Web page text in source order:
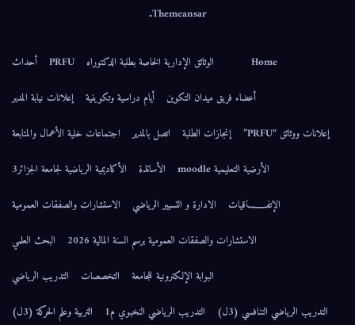
Themeansar
.
Home الوثائق الإدارية الخاصة بطلبة الدكتوراه PRFU
أحداث
أعضاء فريق ميدان التكوين
أيام دراسية وتكوينية
إعلانات نيابة المدير
إعلانات ووثائق “PRFU”
إنجازات الطلبة اتصل بالمدير
اجتماعات خلية الأعمال والمتابعة
الأرضية التعليمية moodle
الأساتذة
الأكاديمية الرياضية لجامعة الجزائر3
الإتفــــــاقيات
الادارة و التسيير الرياضي
الاستشارات والصفقات العمومية
الاستشارات والصفقات العمومية برسم السنة المالية 2026
البحث العلمي
البوابة الإلكترونية للجامعة
التخصصات
التدريب الرياضي
التدريب الرياضي التنافسي (3ل)
التدريب الرياضي النخبوي م1
التربية وعلم الحركة (3ل)